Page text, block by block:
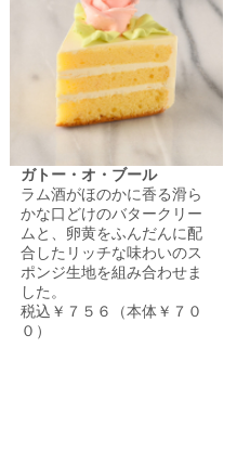
ガトー・オ・ブール
ラム酒がほのかに香る滑ら
かな口どけのバタークリー
ムと、卵黄をふんだんに配
合したリッチな味わいのス
ポンジ生地を組み合わせま
した。
税込￥７５６（本体￥７０
０）